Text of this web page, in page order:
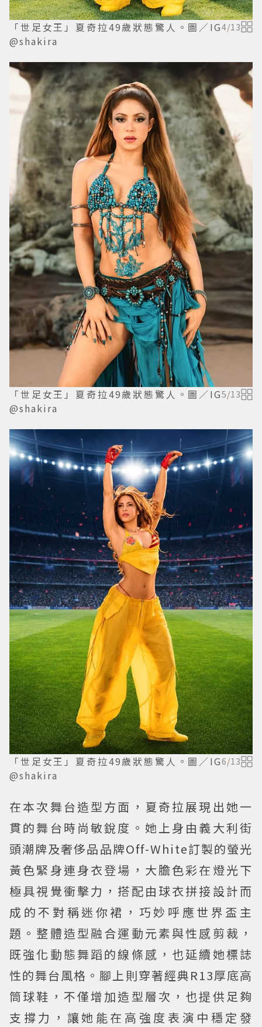
「世足女王」夏奇拉49歲狀態驚人。圖／IG
@shakira
4/13
「世足女王」夏奇拉49歲狀態驚人。圖／IG
@shakira
5/13
「世足女王」夏奇拉49歲狀態驚人。圖／IG
@shakira
6/13
在本次舞台造型方面，夏奇拉展現出她一
貫的舞台時尚敏銳度。她上身由義大利街
頭潮牌及奢侈品品牌Off-White訂製的螢光
黃色緊身連身衣登場，大膽色彩在燈光下
極具視覺衝擊力，搭配由球衣拼接設計而
成的不對稱迷你裙，巧妙呼應世界盃主
題。整體造型融合運動元素與性感剪裁，
既強化動態舞蹈的線條感，也延續她標誌
性的舞台風格。腳上則穿著經典R13厚底高
筒球鞋，不僅增加造型層次，也提供足夠
支撐力，讓她能在高強度表演中穩定發